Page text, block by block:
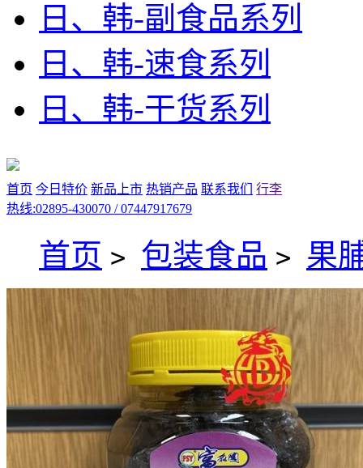
日、韩-副食品系列
日、韩-速食系列
日、韩-干货系列
首页 今日特价 新品上市 热销产品 联系我们
行李
热线:02895-430070 / 07447917679
首页 > 包装食品 > 果